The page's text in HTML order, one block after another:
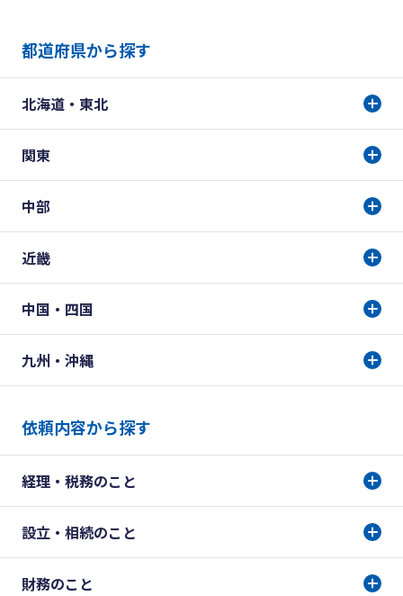
都道府県から探す
北海道・東北
関東
中部
近畿
中国・四国
九州・沖縄
依頼内容から探す
経理・税務のこと
設立・相続のこと
財務のこと